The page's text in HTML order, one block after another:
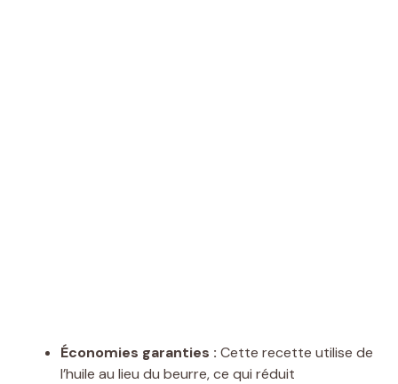
Économies garanties : Cette recette utilise de
l’huile au lieu du beurre, ce qui réduit